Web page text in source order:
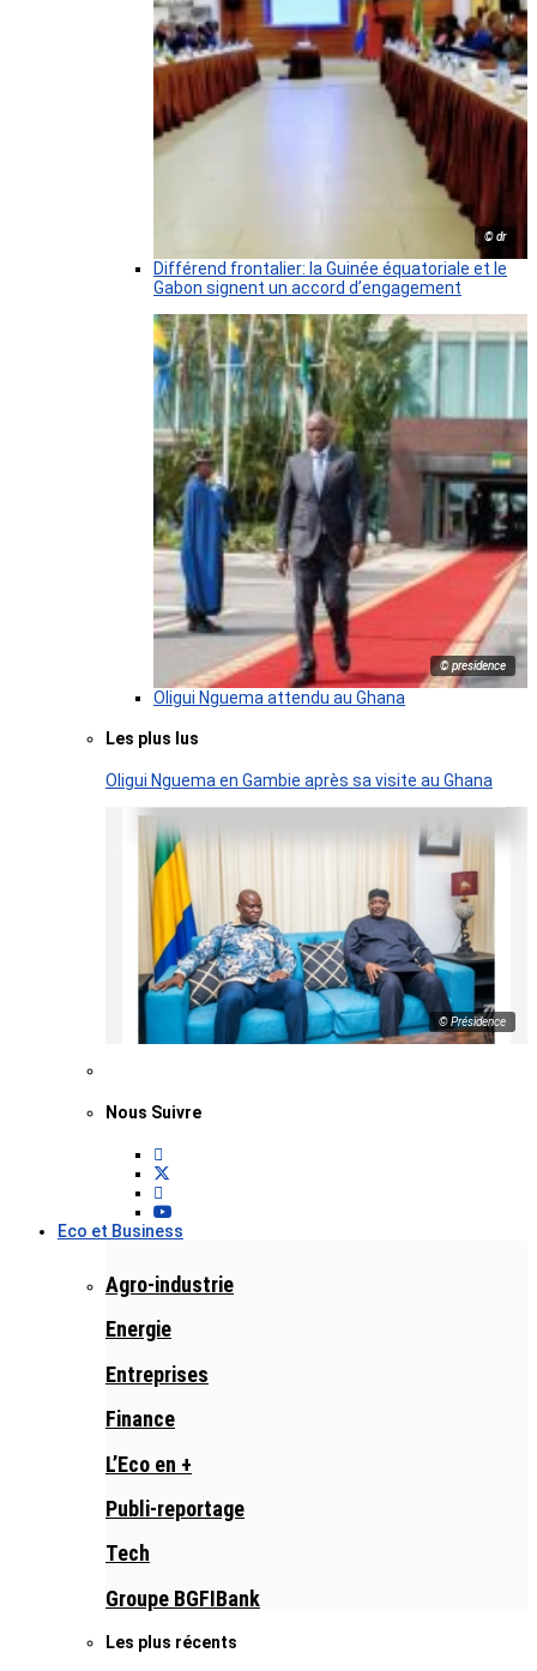
© dr
Différend frontalier: la Guinée équatoriale et le
Gabon signent un accord d’engagement
© presidence
Oligui Nguema attendu au Ghana
Les plus lus
Oligui Nguema en Gambie après sa visite au Ghana
© Présidence
Nous Suivre
Eco et Business
Agro-industrie
Energie
Entreprises
Finance
L’Eco en +
Publi-reportage
Tech
Groupe BGFIBank
Les plus récents